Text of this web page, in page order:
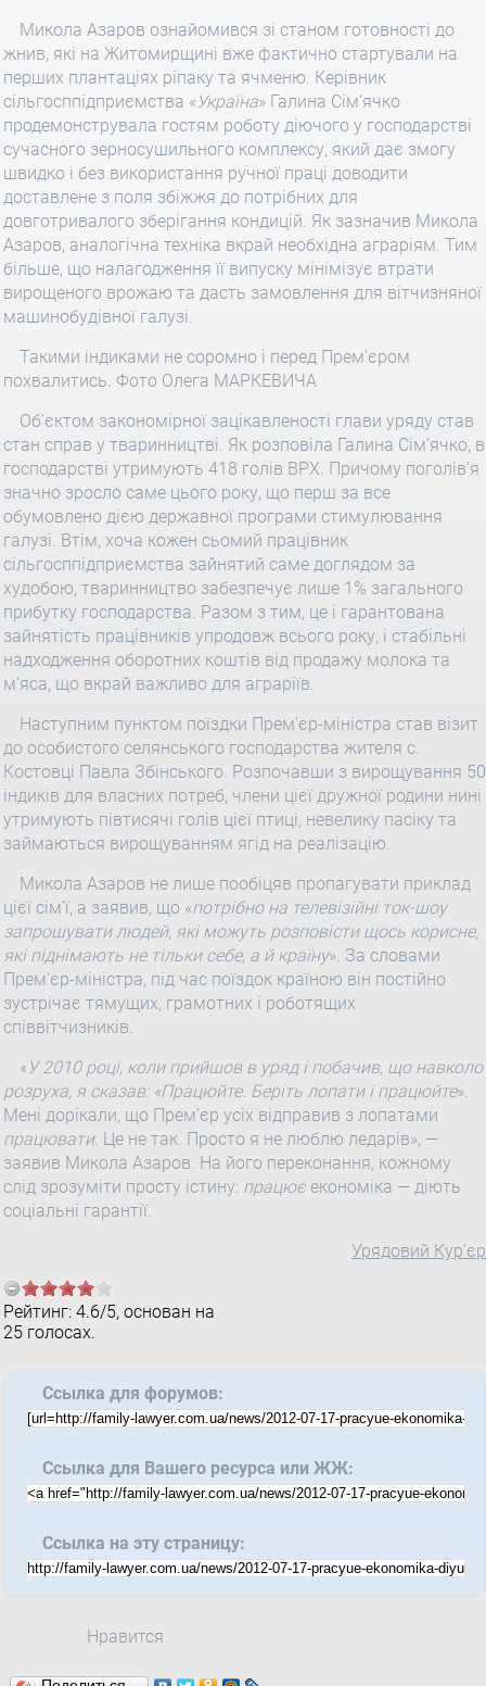
Микола Азаров ознайомився зі станом готовності до
жнив, які на Житомирщині вже фактично стартували на
перших плантаціях ріпаку та ячменю. Керівник
сільгосппідприємства «Україна» Галина Сім’ячко
продемонструвала гостям роботу діючого у господарстві
сучасного зерносушильного комплексу, який дає змогу
швидко і без використання ручної праці доводити
доставлене з поля збіжжя до потрібних для
довготривалого зберігання кондицій. Як зазначив Микола
Азаров, аналогічна техніка вкрай необхідна аграріям. Тим
більше, що налагодження її випуску мінімізує втрати
вирощеного врожаю та дасть замовлення для вітчизняної
машинобудівної галузі.
Такими індиками не соромно і перед Прем'єром
похвалитись. Фото Олега МАРКЕВИЧА
Об’єктом закономірної зацікавленості глави уряду став
стан справ у тваринництві. Як розповіла Галина Сім’ячко, в
господарстві утримують 418 голів ВРХ. Причому поголів’я
значно зросло саме цього року, що перш за все
обумовлено дією державної програми стимулювання
галузі. Втім, хоча кожен сьомий працівник
сільгосппідприємства зайнятий саме доглядом за
худобою, тваринництво забезпечує лише 1% загального
прибутку господарства. Разом з тим, це і гарантована
зайнятість працівників упродовж всього року, і стабільні
надходження оборотних коштів від продажу молока та
м’яса, що вкрай важливо для аграріїв.
Наступним пунктом поїздки Прем’єр-міністра став візит
до особистого селянського господарства жителя с.
Костовці Павла Збінського. Розпочавши з вирощування 50
індиків для власних потреб, члени цієї дружної родини нині
утримують півтисячі голів цієї птиці, невелику пасіку та
займаються вирощуванням ягід на реалізацію.
Микола Азаров не лише пообіцяв пропагувати приклад
цієї сім’ї, а заявив, що «потрібно на телевізійні ток-шоу
запрошувати людей, які можуть розповісти щось корисне,
які піднімають не тільки себе, а й країну». За словами
Прем’єр-міністра, під час поїздок країною він постійно
зустрічає тямущих, грамотних і роботящих
співвітчизників.
«У 2010 році, коли прийшов в уряд і побачив, що навколо
розруха, я сказав: «Працюйте. Беріть лопати і працюйте».
Мені дорікали, що Прем’єр усіх відправив з лопатами
працювати. Це не так. Просто я не люблю ледарів», —
заявив Микола Азаров. На його переконання, кожному
слід зрозуміти просту істину: працює економіка — діють
соціальні гарантії.
Урядовий Кур'єр
Рейтинг: 4.6/5, основан на
25 голосах.
Ссылка для форумов:
Ссылка для Вашего ресурса или ЖЖ:
Ссылка на эту страницу:
Нравится